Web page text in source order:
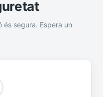
segura. Espera un